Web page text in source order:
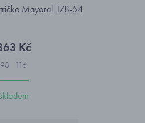
Mayoral 178-54
Kč
98 116
skladem